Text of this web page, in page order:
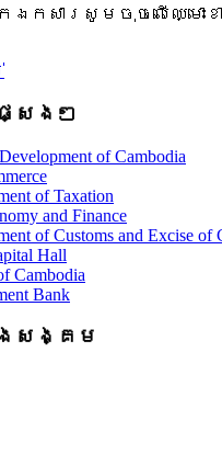
កសារសូមចុចលើឈ្មោះខ
សេងៗ
of Cambodia
of Taxation
and Finance
of Customs and Excise of
Hall
Cambodia
Bank
សង្គម